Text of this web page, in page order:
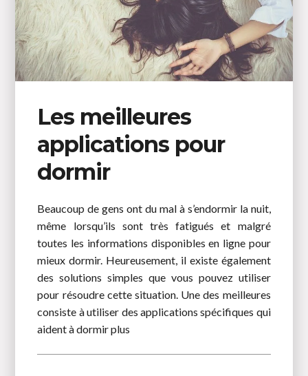
Les meilleures
applications pour
dormir
Beaucoup de gens ont du mal à s’endormir la nuit,
même lorsqu’ils sont très fatigués et malgré
toutes les informations disponibles en ligne pour
mieux dormir. Heureusement, il existe également
des solutions simples que vous pouvez utiliser
pour résoudre cette situation. Une des meilleures
consiste à utiliser des applications spécifiques qui
aident à dormir plus